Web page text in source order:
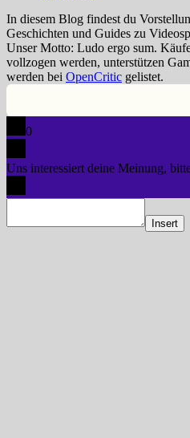
In diesem Blog findest du
Geschichten und Guides zu
Unser Motto: Ludo ergo sum.
vollzogen werden, unterstützen
werden bei OpenCritic gelistet.
0
Uns interessiert deine Meinung,
Insert